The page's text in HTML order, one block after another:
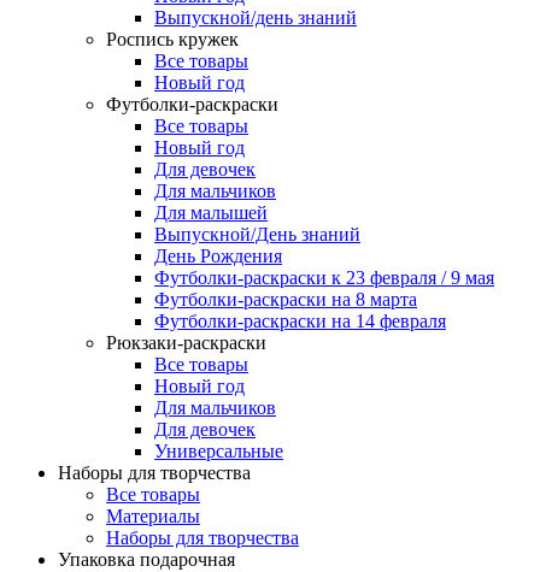
Выпускной/день знаний
Роспись кружек
Все товары
Новый год
Футболки-раскраски
Все товары
Новый год
Для девочек
Для мальчиков
Для малышей
Выпускной/День знаний
День Рождения
Футболки-раскраски к 23 февраля / 9 мая
Футболки-раскраски на 8 марта
Футболки-раскраски на 14 февраля
Рюкзаки-раскраски
Все товары
Новый год
Для мальчиков
Для девочек
Универсальные
Наборы для творчества
Все товары
Материалы
Наборы для творчества
Упаковка подарочная